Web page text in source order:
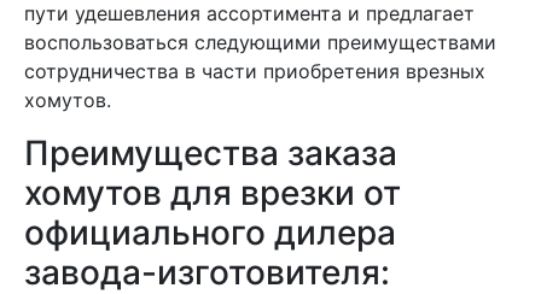
пути удешевления ассортимента и предлагает
воспользоваться следующими преимуществами
сотрудничества в части приобретения врезных
хомутов.
Преимущества заказа
хомутов для врезки от
официального дилера
завода-изготовителя: